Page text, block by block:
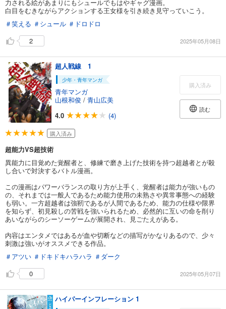
力される絵があまりにもシュールでもはやギャグ漫画。
白目をむきながらアクションする王女様を引き続き見守っていこう。
＃笑える ＃シュール ＃ドロドロ
2
2025年05月08日
超人戦線 1
少年・青年マンガ
青年マンガ
山根和俊 / 青山広美
4.0
(4)
購入済み
読む
購入済み
超能力VS超技術
異能力に目覚めた覚醒者と、修練で磨き上げた技術を持つ超越者とが殺
し合いで対決するバトル漫画。
この漫画はパワーバランスの取り方が上手く、覚醒者は能力が強いもの
の、それまでは一般人であるため能力使用の未熟さや異常事態への経験
も弱い。一方超越者は強靭であるが人間であるため、能力の仕様や限界
を知らず、初見殺しの苦戦を強いられるため、必然的に互いの命を削り
あいながらのシーソーゲームが展開され、見ごたえがある。
内容はエンタメではあるが血や切断などの描写がかなりあるので、少々
刺激は強いがオススメできる作品。
＃アツい ＃ドキドキハラハラ ＃ダーク
0
2025年05月07日
ハイパーインフレーション 1